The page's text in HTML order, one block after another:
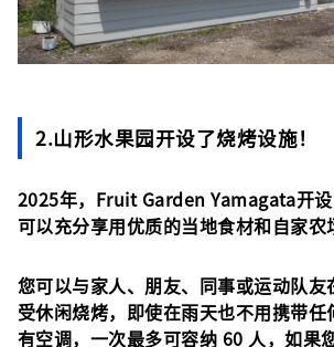
2.山形水果园开设了烧烤设施！
2025年，Fruit Garden Yamagata开
可以充分享用优质的当地食材和自家农
您可以与家人、朋友、同事或运动队
受休闲烧烤，即使在雨天也不用携带
有空调，一次最多可容纳 60 人，如果